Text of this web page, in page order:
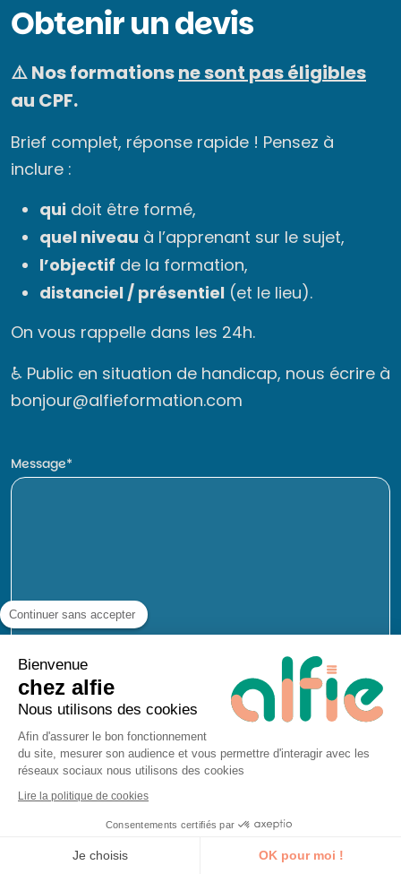
Obtenir un devis
⚠️ Nos formationsne sont pas éligibles
au CPF.
Brief complet, réponse rapide ! Pensez à
inclure :
qui doit être formé,
quel niveau à l’apprenant sur le sujet,
l’objectif de la formation,
distanciel / présentiel (et le lieu).
On vous rappelle dans les 24h.
♿ Public en situation de handicap, nous écrire à
bonjour@alfieformation.com
Message
Nom
Continuer sans accepter
Bienvenue
chez alfie
Nous utilisons des cookies
Afin d'assurer le bon fonctionnement
du site, mesurer son audience et vous permettre d'interagir avec les
réseaux sociaux nous utilisons des cookies
Lire la politique de cookies
Consentements certifiés par
Je choisis OK pour moi !